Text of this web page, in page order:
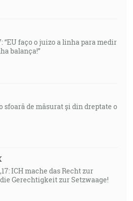
“EU faço o juizo a linha para medir
balança!”
sfoară de măsurat și din dreptate o
ICH mache das Recht zur
Gerechtigkeit zur Setzwaage!